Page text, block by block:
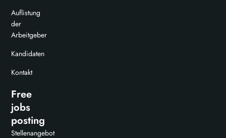
Auflistung
der
Arbeitgeber
Kandidaten
Kontakt
Free
jobs
posting
Stellenangebot